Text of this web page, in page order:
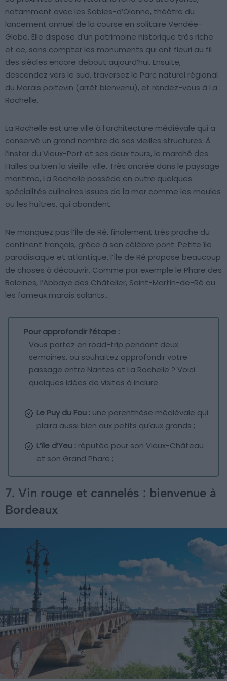
notamment avec les Sables-d’Olonne, théâtre du
lancement annuel de la course en solitaire Vendée-
Globe. Elle dispose d’un patrimoine historique très riche
et ce, sans compter les monuments qui ont fleuri au fil
des siècles encore debout aujourd’hui. Ensuite,
descendez vers le sud, traversez le Parc naturel régional
du Marais poitevin (arrêt bienvenu), et rendez-vous à La
Rochelle.
La Rochelle est une ville à l’architecture médiévale qui a
conservé un grand nombre de ses vieilles structures. À
l’instar du Vieux-Port et ses deux tours, le marché des
Halles ou bien la vieille-ville. Très ancrée dans le paysage
maritime, La Rochelle possède en outre quelques
spécialités culinaires issues de la mer comme les moules
ou les huîtres, qui abondent.
Ne manquez pas l’Île de Ré, finalement très proche du
continent français, grâce à son célèbre pont. Petite île
paradisiaque et atlantique, l’Île de Ré propose beaucoup
de choses à découvrir. Comme par exemple le Phare des
Baleines, l’Abbaye des Châtelier, Saint-Martin-de-Ré ou
les fameux marais salants…
Pour approfondir l’étape :
Vous partez en road-trip pendant deux
semaines, ou souhaitez approfondir votre
passage entre Nantes et La Rochelle ? Voici
quelques idées de visites à inclure :
Le Puy du Fou : une parenthèse médiévale qui
plaira aussi bien aux petits qu’aux grands ;
L’île d’Yeu : réputée pour son Vieux-Château
et son Grand Phare ;
7. Vin rouge et cannelés : bienvenue à
Bordeaux